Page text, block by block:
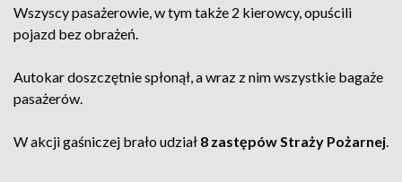
Wszyscy pasażerowie, w tym także 2 kierowcy, opuścili
pojazd bez obrażeń.
Autokar doszczętnie spłonął, a wraz z nim wszystkie bagaże
pasażerów.
W akcji gaśniczej brało udział 8 zastępów Straży Pożarnej.